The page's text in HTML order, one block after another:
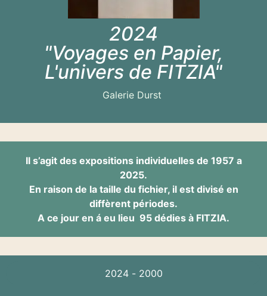
2024
"Voyages en Papier,
L'univers de FITZIA"
Galerie Durst
Il s’agit des expositions individuelles de 1957 a
2025.
En raison de la taille du fichier, il est divisé en
diffèrent périodes.
A ce jour en á eu lieu 95 dédies à FITZIA.
2024 - 2000